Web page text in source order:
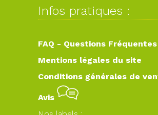
Infos pratiques :
FAQ - Questions Fréquentes
Mentions légales du site
Conditions générales de
Avis